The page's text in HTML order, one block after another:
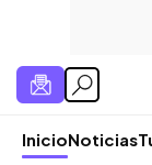
InicioNoticias